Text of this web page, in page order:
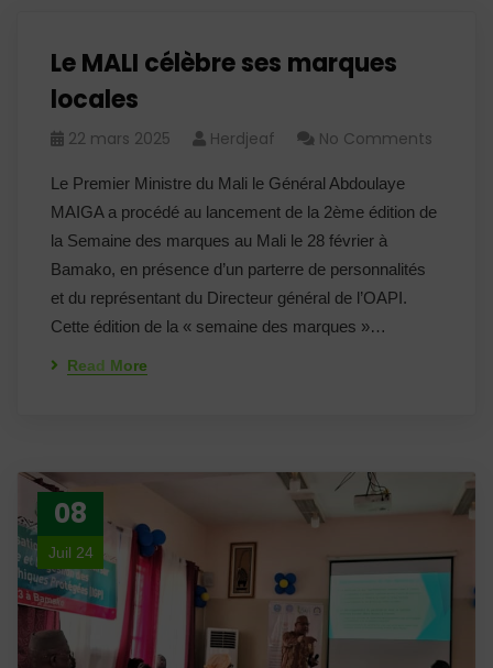
Le MALI célèbre ses marques
locales
22 mars 2025 Herdjeaf No Comments
Le Premier Ministre du Mali le Général Abdoulaye
MAIGA a procédé au lancement de la 2ème édition de
la Semaine des marques au Mali le 28 février à
Bamako, en présence d’un parterre de personnalités
et du représentant du Directeur général de l’OAPI.
Cette édition de la « semaine des marques »…
Read More
08
Juil 24